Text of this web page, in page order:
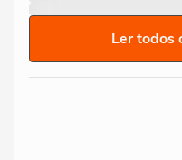
Ler todos